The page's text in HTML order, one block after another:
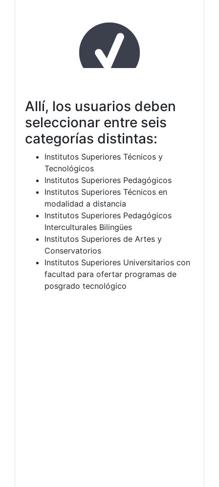
Allí, los usuarios deben
seleccionar entre seis
categorías distintas:
Institutos Superiores Técnicos y
Tecnológicos
Institutos Superiores Pedagógicos
Institutos Superiores Técnicos en
modalidad a distancia
Institutos Superiores Pedagógicos
Interculturales Bilingües
Institutos Superiores de Artes y
Conservatorios
Institutos Superiores Universitarios con
facultad para ofertar programas de
posgrado tecnológico